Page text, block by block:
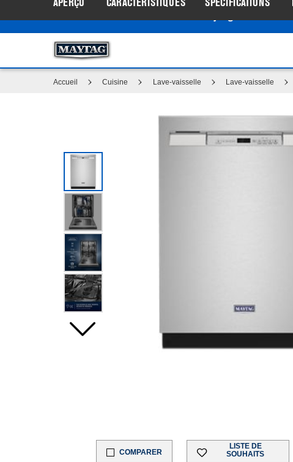
Accueil Cuisine Lave-vaisselle Lave-vaisselle
APERÇU CARACTÉRISTIQUES SPÉCIFICATIONS
COMPARER
LISTE DE
SOUHAITS